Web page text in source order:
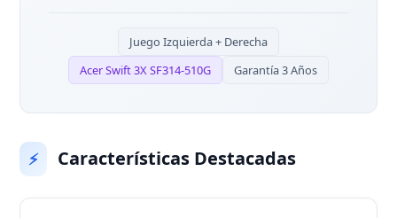
Juego Izquierda + Derecha
Acer Swift 3X SF314-510G
Garantía 3 Años
⚡ Características Destacadas